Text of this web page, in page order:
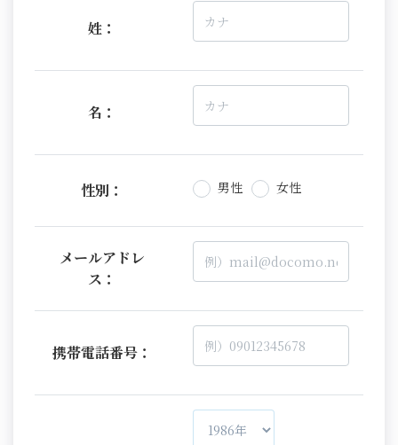
姓：
名：
性別： 男性 女性
メールアドレ
ス：
携帯電話番号：